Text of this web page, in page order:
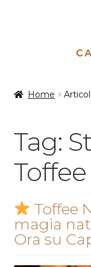
Home
Tag:
Toffee
magia
Ora su